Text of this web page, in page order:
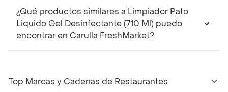
¿Qué productos similares a Limpiador Pato
Liquido Gel Desinfectante (710 Ml) puedo
encontrar en Carulla FreshMarket?
Top Marcas y Cadenas de Restaurantes